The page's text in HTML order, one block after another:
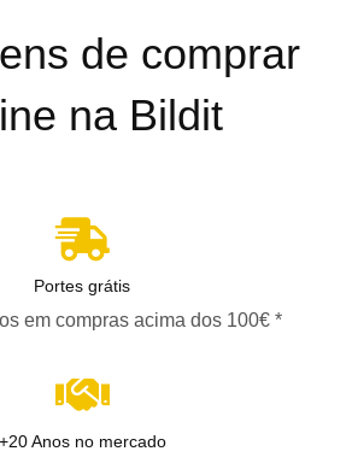
de comprar
na Bildit
Portes grátis
em compras acima dos 100€ *
+20 Anos no mercado